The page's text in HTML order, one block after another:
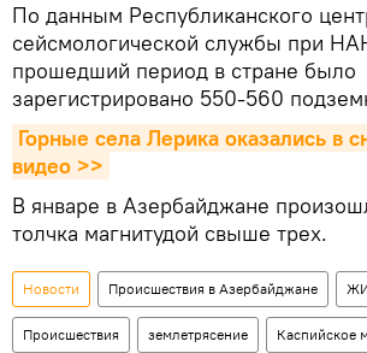
По данным Республиканского
сейсмологической службы при
прошедший период в стране было
зарегистрировано 550-560
Горные села Лерика оказались в
видео >>
В январе в Азербайджане
толчка магнитудой свыше трех.
Новости Происшествия в Азербайджане
Происшествия землетрясение Каспийское